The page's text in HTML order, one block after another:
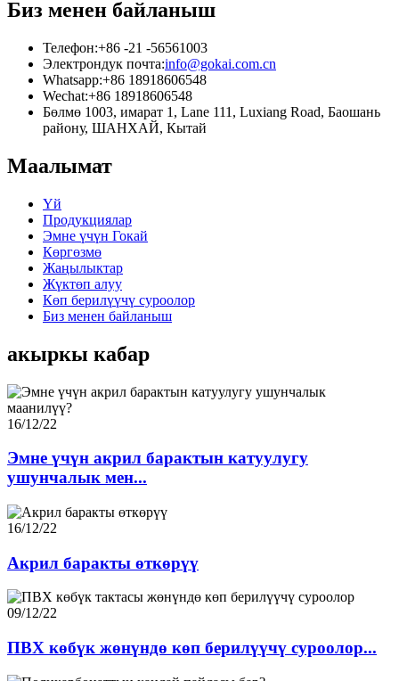
Биз менен байланыш
Телефон:+86 -21 -56561003
Электрондук почта:info@gokai.com.cn
Whatsapp:+86 18918606548
Wechat:+86 18918606548
Бөлмө 1003, имарат 1, Lane 111, Luxiang Road, Баошань
району, ШАНХАЙ, Кытай
Маалымат
Үй
Продукциялар
Эмне үчүн Гокай
Көргөзмө
Жаңылыктар
Жүктөп алуу
Көп берилүүчү суроолор
Биз менен байланыш
акыркы кабар
16/12/22
Эмне үчүн акрил барактын катуулугу
ушунчалык мен...
16/12/22
Акрил баракты өткөрүү
09/12/22
ПВХ көбүк жөнүндө көп берилүүчү суроолор...